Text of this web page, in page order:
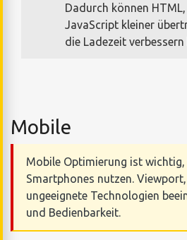
Dadurch können HTML,
JavaScript kleiner
die Ladezeit verbessern
Mobile
Mobile Optimierung ist wichtig,
Smartphones nutzen.
ungeeignete Technologien
und Bedienbarkeit.